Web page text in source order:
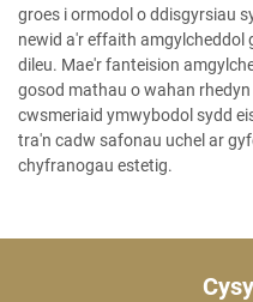
groes i ormodol o ddisgyrsiau
newid a'r effaith amgylcheddol
dileu. Mae'r fanteision
gosod mathau o wahan
cwsmeriaid ymwybodol sydd
tra'n cadw safonau uchel ar
chyfranogau estetig.